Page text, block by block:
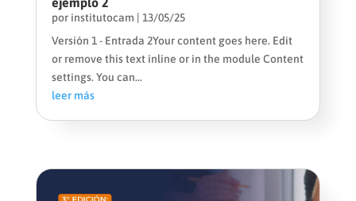
por institutocam | 13/05/25
Versión 1 - Entrada 2Your content goes here. Edit
or remove this text inline or in the module Content
settings. You can...
leer más